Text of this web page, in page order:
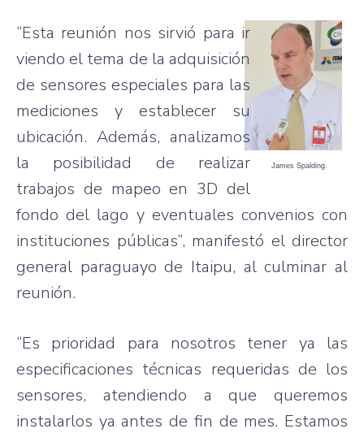
James Spalding.
“Esta reunión nos sirvió para ir
viendo el tema de la adquisición
de sensores especiales para las
mediciones y establecer su
ubicación. Además, analizamos
la posibilidad de realizar
trabajos de mapeo en 3D del
fondo del lago y eventuales convenios con
instituciones públicas”, manifestó el director
general paraguayo de Itaipu, al culminar al
reunión.
“Es prioridad para nosotros tener ya las
especificaciones técnicas requeridas de los
sensores, atendiendo a que queremos
instalarlos ya antes de fin de mes. Estamos